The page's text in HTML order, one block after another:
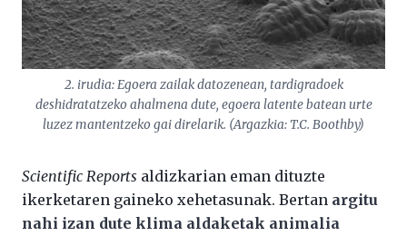
2. irudia: Egoera zailak datozenean, tardigradoek
deshidratatzeko ahalmena dute, egoera latente batean urte
luzez mantentzeko gai direlarik. (Argazkia: T.C. Boothby)
Scientific Reports aldizkarian eman dituzte
ikerketaren gaineko xehetasunak. Bertan argitu
nahi izan dute klima aldaketak animalia